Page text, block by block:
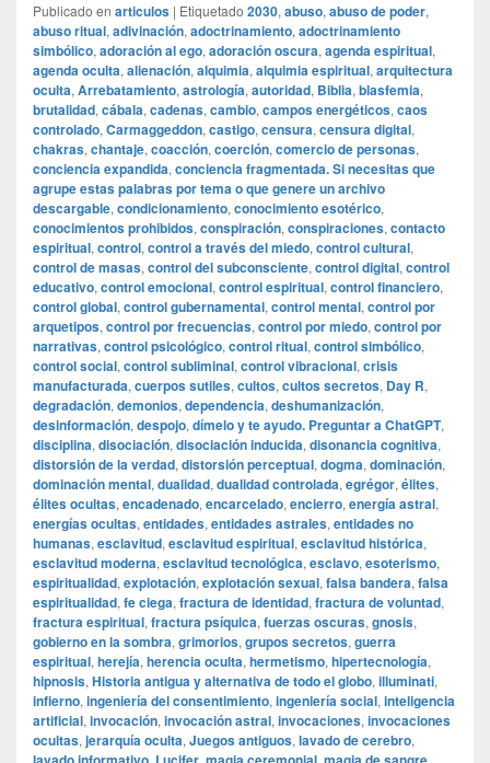
Publicado en articulos | Etiquetado 2030, abuso, abuso de poder,
abuso ritual, adivinación, adoctrinamiento, adoctrinamiento
simbólico, adoración al ego, adoración oscura, agenda espiritual,
agenda oculta, alienación, alquimia, alquimia espiritual, arquitectura
oculta, Arrebatamiento, astrología, autoridad, Biblia, blasfemia,
brutalidad, cábala, cadenas, cambio, campos energéticos, caos
controlado, Carmaggeddon, castigo, censura, censura digital,
chakras, chantaje, coacción, coerción, comercio de personas,
conciencia expandida, conciencia fragmentada. Si necesitas que
agrupe estas palabras por tema o que genere un archivo
descargable, condicionamiento, conocimiento esotérico,
conocimientos prohibidos, conspiración, conspiraciones, contacto
espiritual, control, control a través del miedo, control cultural,
control de masas, control del subconsciente, control digital, control
educativo, control emocional, control espiritual, control financiero,
control global, control gubernamental, control mental, control por
arquetipos, control por frecuencias, control por miedo, control por
narrativas, control psicológico, control ritual, control simbólico,
control social, control subliminal, control vibracional, crisis
manufacturada, cuerpos sutiles, cultos, cultos secretos, Day R,
degradación, demonios, dependencia, deshumanización,
desinformación, despojo, dímelo y te ayudo. Preguntar a ChatGPT,
disciplina, disociación, disociación inducida, disonancia cognitiva,
distorsión de la verdad, distorsión perceptual, dogma, dominación,
dominación mental, dualidad, dualidad controlada, egrégor, élites,
élites ocultas, encadenado, encarcelado, encierro, energía astral,
energías ocultas, entidades, entidades astrales, entidades no
humanas, esclavitud, esclavitud espiritual, esclavitud histórica,
esclavitud moderna, esclavitud tecnológica, esclavo, esoterismo,
espiritualidad, explotación, explotación sexual, falsa bandera, falsa
espiritualidad, fe ciega, fractura de identidad, fractura de voluntad,
fractura espiritual, fractura psíquica, fuerzas oscuras, gnosis,
gobierno en la sombra, grimorios, grupos secretos, guerra
espiritual, herejía, herencia oculta, hermetismo, hipertecnología,
hipnosis, Historia antigua y alternativa de todo el globo, illuminati,
infierno, ingeniería del consentimiento, ingeniería social, inteligencia
artificial, invocación, invocación astral, invocaciones, invocaciones
ocultas, jerarquía oculta, Juegos antiguos, lavado de cerebro,